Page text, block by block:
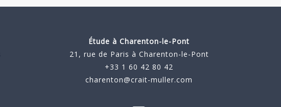
Étude àCharenton-le-Pont
21, rue de Paris à Charenton-le-Pont
+33 1 60 42 80 42
charenton@crait-muller.com